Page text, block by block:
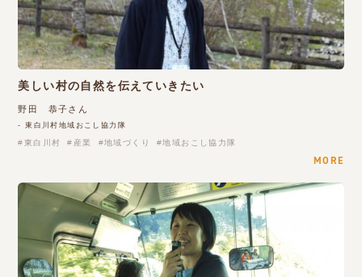
美しい村の自然を伝えていきたい
野田 恭子さん
- 東白川村地域おこし協力隊
東白川村 産業 地域づくり 地域おこし協力隊
MORE